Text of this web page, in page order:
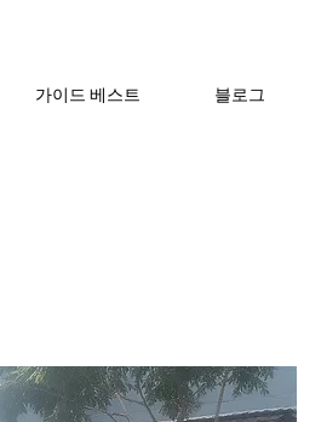
가이드 베스트 블로그